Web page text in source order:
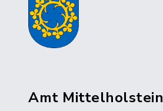
Amt Mittelholstein